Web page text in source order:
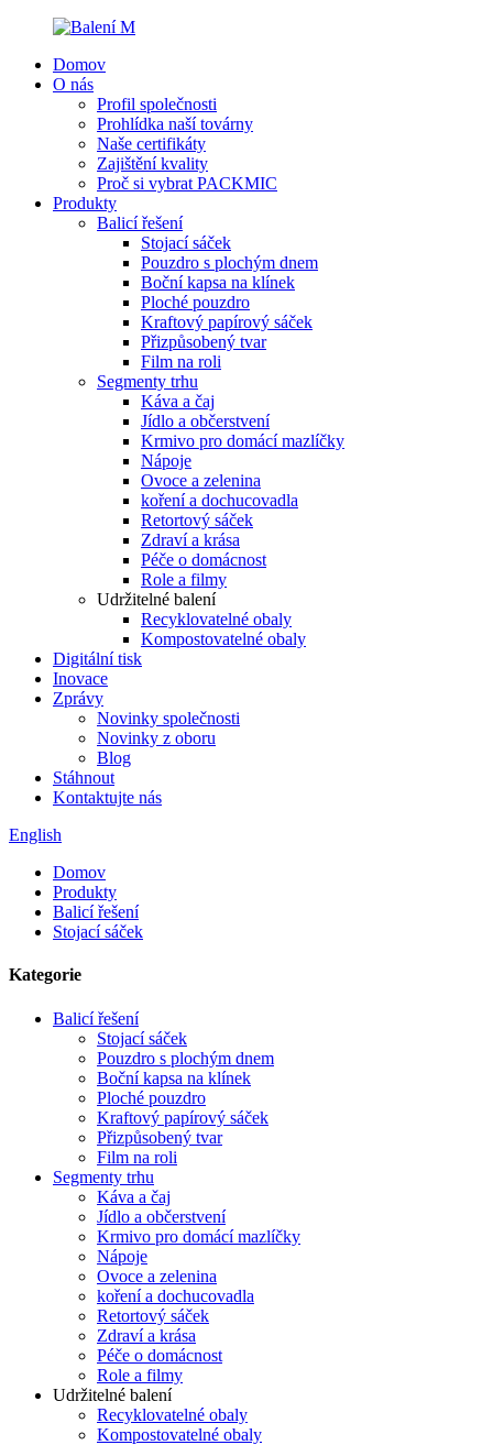
Domov
O nás
Profil společnosti
Prohlídka naší továrny
Naše certifikáty
Zajištění kvality
Proč si vybrat PACKMIC
Produkty
Balicí řešení
Stojací sáček
Pouzdro s plochým dnem
Boční kapsa na klínek
Ploché pouzdro
Kraftový papírový sáček
Přizpůsobený tvar
Film na roli
Segmenty trhu
Káva a čaj
Jídlo a občerstvení
Krmivo pro domácí mazlíčky
Nápoje
Ovoce a zelenina
koření a dochucovadla
Retortový sáček
Zdraví a krása
Péče o domácnost
Role a filmy
Udržitelné balení
Recyklovatelné obaly
Kompostovatelné obaly
Digitální tisk
Inovace
Zprávy
Novinky společnosti
Novinky z oboru
Blog
Stáhnout
Kontaktujte nás
English
Domov
Produkty
Balicí řešení
Stojací sáček
Kategorie
Balicí řešení
Stojací sáček
Pouzdro s plochým dnem
Boční kapsa na klínek
Ploché pouzdro
Kraftový papírový sáček
Přizpůsobený tvar
Film na roli
Segmenty trhu
Káva a čaj
Jídlo a občerstvení
Krmivo pro domácí mazlíčky
Nápoje
Ovoce a zelenina
koření a dochucovadla
Retortový sáček
Zdraví a krása
Péče o domácnost
Role a filmy
Udržitelné balení
Recyklovatelné obaly
Kompostovatelné obaly